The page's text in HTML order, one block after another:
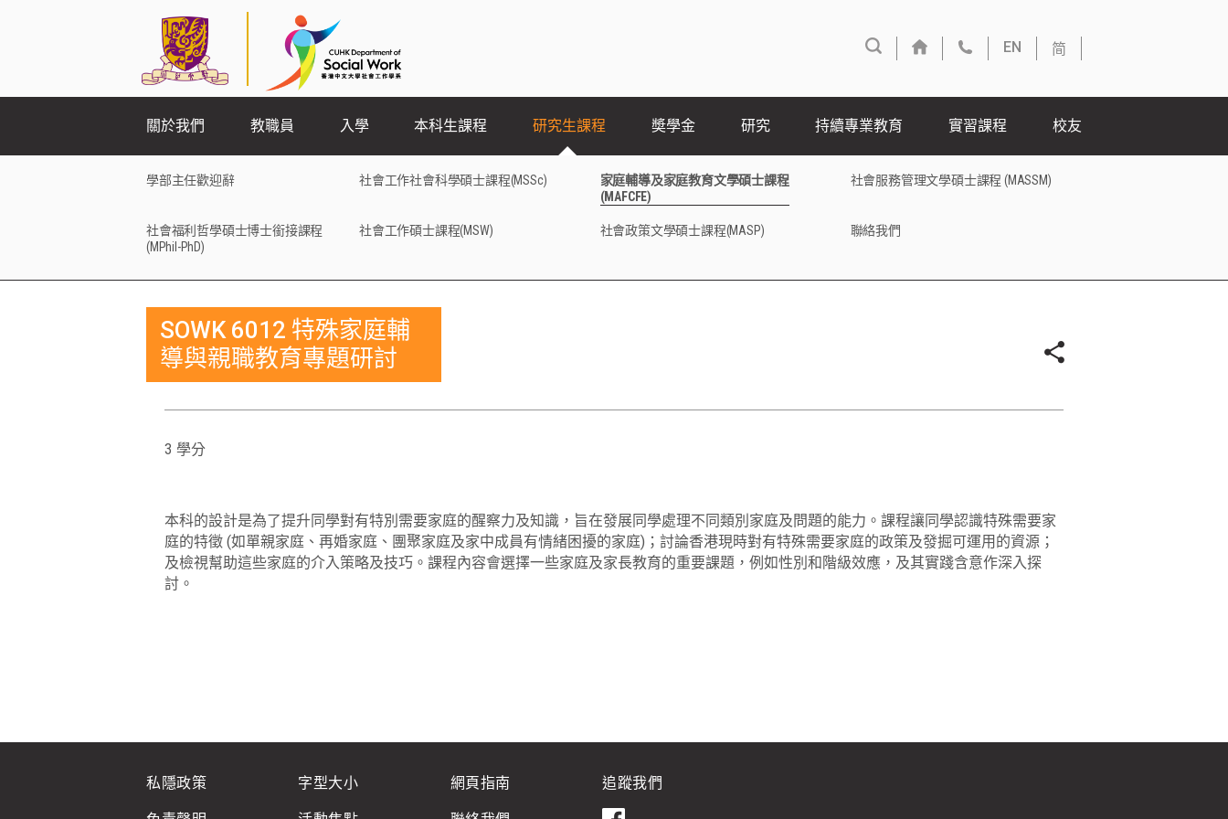
EN 简
關於我們 教職員 入學 本科生課程 研究生課程
學部主任歡迎辭
社會福利哲學碩士博士銜接課程
(MPhil-PhD)
社會工作社會科學碩士課程(MSSc)
社會工作碩士課程(MSW)
家庭輔導及家庭教育文學碩士課程
(MAFCFE)
社會政策文學碩士課程(MASP)
社會服務管理文學碩士課程 (MASSM)
聯絡我們
奬學金 研究 持續專業教育 實習課程 校友
SOWK 6012 特殊家庭輔
導與親職教育專題研討
3 學分
本科的設計是為了提升同學對有特別需要家庭的醒察力及知識，旨在發展同學處理不同類別家庭及問題的能力。課程讓同學認識特殊需要家
庭的特徵 (如單親家庭、再婚家庭、團聚家庭及家中成員有情緒困擾的家庭)；討論香港現時對有特殊需要家庭的政策及發掘可運用的資源；
及檢視幫助這些家庭的介入策略及技巧。課程內容會選擇一些家庭及家長教育的重要課題，例如性別和階級效應，及其實踐含意作深入探
討。
私隱政策 字型大小 網頁指南 追蹤我們